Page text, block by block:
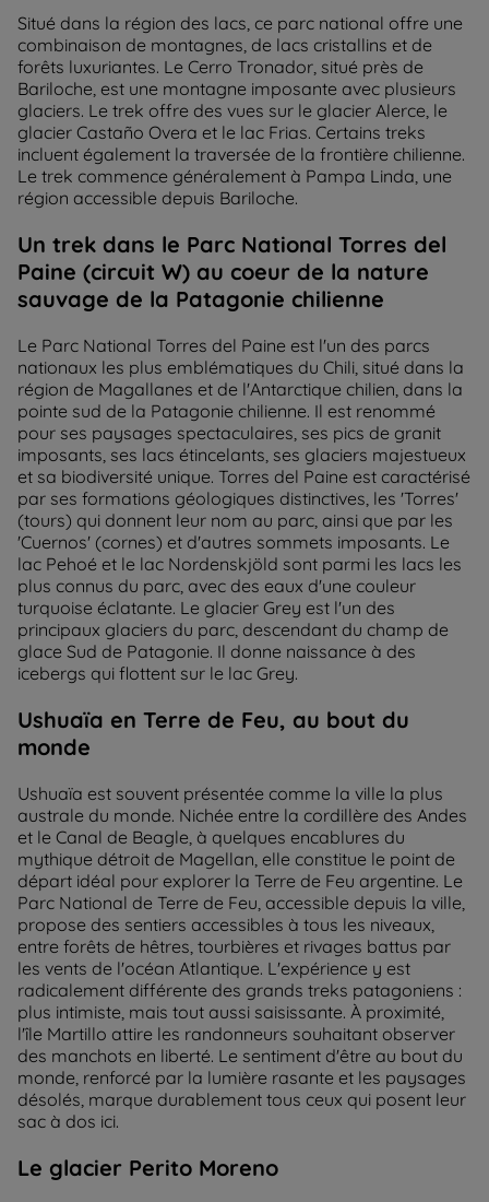
Situé dans la région des lacs, ce parc national offre une
combinaison de montagnes, de lacs cristallins et de
forêts luxuriantes. Le Cerro Tronador, situé près de
Bariloche, est une montagne imposante avec plusieurs
glaciers. Le trek offre des vues sur le glacier Alerce, le
glacier Castaño Overa et le lac Frias. Certains treks
incluent également la traversée de la frontière chilienne.
Le trek commence généralement à Pampa Linda, une
région accessible depuis Bariloche.
Un trek dans le Parc National Torres del
Paine (circuit W) au coeur de la nature
sauvage de la Patagonie chilienne
Le Parc National Torres del Paine est l'un des parcs
nationaux les plus emblématiques du Chili, situé dans la
région de Magallanes et de l'Antarctique chilien, dans la
pointe sud de la Patagonie chilienne. Il est renommé
pour ses paysages spectaculaires, ses pics de granit
imposants, ses lacs étincelants, ses glaciers majestueux
et sa biodiversité unique. Torres del Paine est caractérisé
par ses formations géologiques distinctives, les 'Torres'
(tours) qui donnent leur nom au parc, ainsi que par les
'Cuernos' (cornes) et d'autres sommets imposants. Le
lac Pehoé et le lac Nordenskjöld sont parmi les lacs les
plus connus du parc, avec des eaux d'une couleur
turquoise éclatante. Le glacier Grey est l'un des
principaux glaciers du parc, descendant du champ de
glace Sud de Patagonie. Il donne naissance à des
icebergs qui flottent sur le lac Grey.
Ushuaïa en Terre de Feu, au bout du
monde
Ushuaïa est souvent présentée comme la ville la plus
australe du monde. Nichée entre la cordillère des Andes
et le Canal de Beagle, à quelques encablures du
mythique détroit de Magellan, elle constitue le point de
départ idéal pour explorer la Terre de Feu argentine. Le
Parc National de Terre de Feu, accessible depuis la ville,
propose des sentiers accessibles à tous les niveaux,
entre forêts de hêtres, tourbières et rivages battus par
les vents de l'océan Atlantique. L'expérience y est
radicalement différente des grands treks patagoniens :
plus intimiste, mais tout aussi saisissante. À proximité,
l'île Martillo attire les randonneurs souhaitant observer
des manchots en liberté. Le sentiment d'être au bout du
monde, renforcé par la lumière rasante et les paysages
désolés, marque durablement tous ceux qui posent leur
sac à dos ici.
Le glacier Perito Moreno